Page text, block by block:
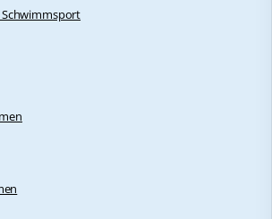
Schwimmsport